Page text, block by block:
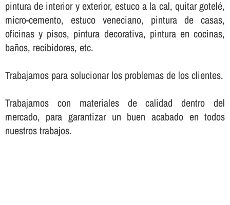
pintura de interior y exterior, estuco a la cal, quitar gotelé,
micro-cemento, estuco veneciano, pintura de casas,
oficinas y pisos, pintura decorativa, pintura en cocinas,
baños, recibidores, etc.
Trabajamos para solucionar los problemas de los clientes.
Trabajamos con materiales de calidad dentro del
mercado, para garantizar un buen acabado en todos
nuestros trabajos.